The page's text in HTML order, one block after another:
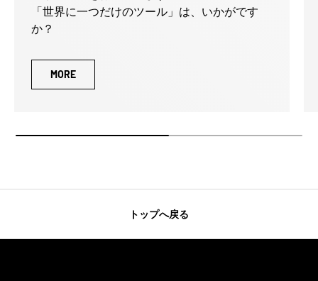
「世界に一つだけのツール」は、いかがです
か？
MORE
トップへ戻る